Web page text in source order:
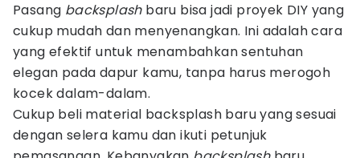
Pasang backsplashbaru bisa jadi proyek DIY yang
cukup mudah dan menyenangkan. Ini adalah cara
yang efektif untuk menambahkan sentuhan
elegan pada dapur kamu, tanpa harus merogoh
kocek dalam-dalam.
Cukup beli material backsplash baru yang sesuai
dengan selera kamu dan ikuti petunjuk